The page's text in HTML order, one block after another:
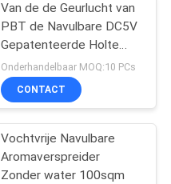
Van de de Geurlucht van
PBT de Navulbare DC5V
Gepatenteerde Holte
Machine
Onderhandelbaar MOQ:10 PCs
CONTACT
Vochtvrije Navulbare
Aromaverspreider
Zonder water 100sqm